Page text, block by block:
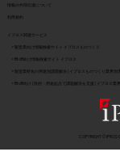
​情報の外部伝達について
COPYRIGHT © IPROS
> 製造業特化の用途別課題解決 | イプロスものづくり業界別
> BtoB向け情報検索サイト イプロス
> BtoB向け | 目的・用途起点で課題解決を支援 | イプロス業
> 製造業向け情報検索サイト イプロスものづくり
イプロス関連サービス